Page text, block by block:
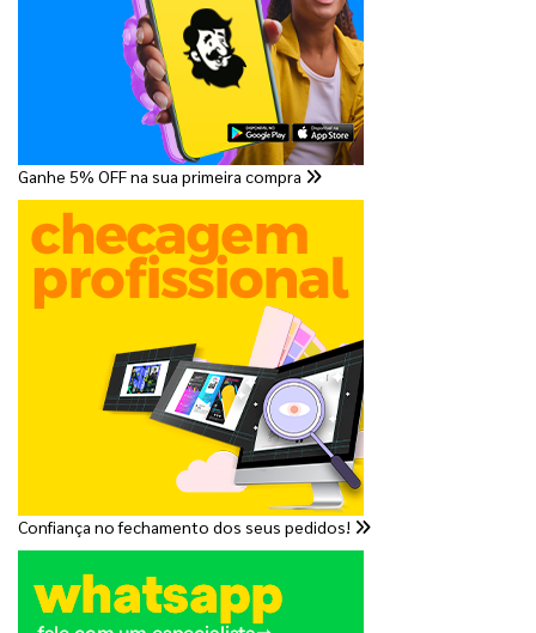
Ganhe 5% OFF na sua primeira compra
Confiança no fechamento dos seus pedidos!